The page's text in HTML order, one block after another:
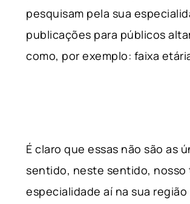
pesquisam pela sua
publicações para públicos
como, por exemplo: faixa
É claro que essas não são as
sentido, neste sentido, nosso
especialidade aí na sua